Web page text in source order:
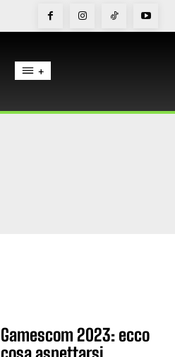
+
Gamescom 2023: ecco